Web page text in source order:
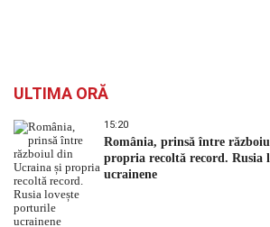
ULTIMA ORĂ
15:20
România, prinsă între
propria recoltă record. Rusia
ucrainene